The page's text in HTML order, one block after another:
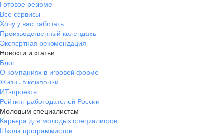
Готовое резюме
Все сервисы
Хочу у вас работать
Производственный календарь
Экспертная рекомендация
Новости и статьи
Блог
О компаниях в игровой форме
Жизнь в компании
ИТ-проекты
Рейтинг работодателей России
Молодым специалистам
Карьера для молодых специалистов
Школа программистов